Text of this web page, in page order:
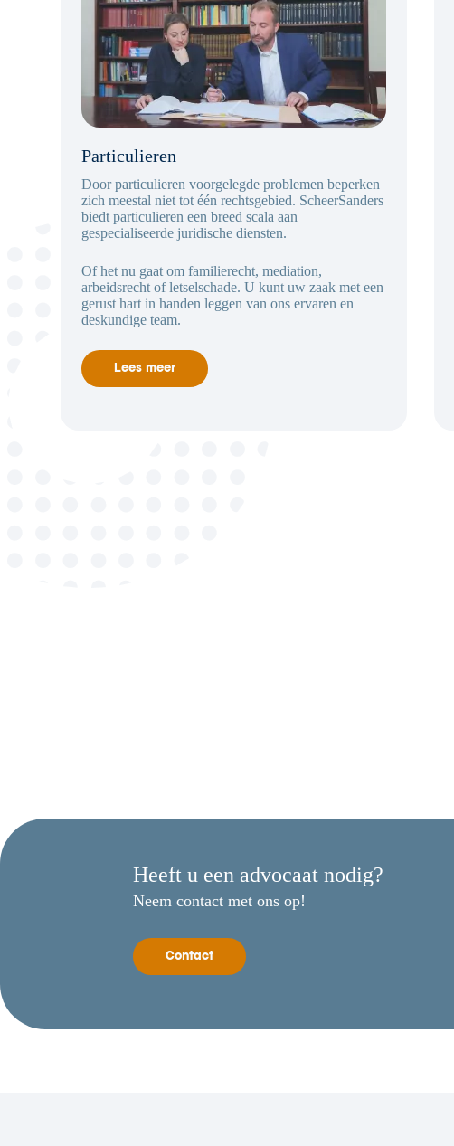
Particulieren
Door particulieren voorgelegde problemen beperken
zich meestal niet tot één rechtsgebied. ScheerSanders
biedt particulieren een breed scala aan
gespecialiseerde juridische diensten.
Of het nu gaat om familierecht, mediation,
arbeidsrecht of letselschade. U kunt uw zaak met een
gerust hart in handen leggen van ons ervaren en
deskundige team.
Lees meer
Heeft u een advocaat nodig?
Neem contact met ons op!
Contact